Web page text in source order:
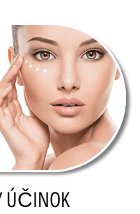
ÚČINOK